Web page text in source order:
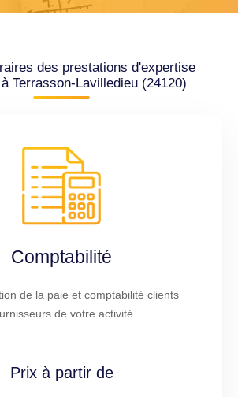
des prestations d'expertise
Terrasson-Lavilledieu (24120)
Comptabilité
de la paie et comptabilité clients
de votre activité
Prix à partir de